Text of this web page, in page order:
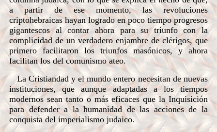
a partir de ese momento, las revoluciones
criptohebraicas hayan logrado en poco tiempo progresos
gigantescos al contar ahora para su triunfo con la
complicidad de un verdadero enjambre de clérigos, que
primero facilitaron los triunfos masónicos, y ahora
facilitan los del comunismo ateo.
La Cristiandad y el mundo entero necesitan de nuevas
instituciones, que aunque adaptadas a los tiempos
modernos sean tanto o más eficaces que la Inquisición
para defender a la humanidad de las acciones de la
conquista del imperialismo judaico.